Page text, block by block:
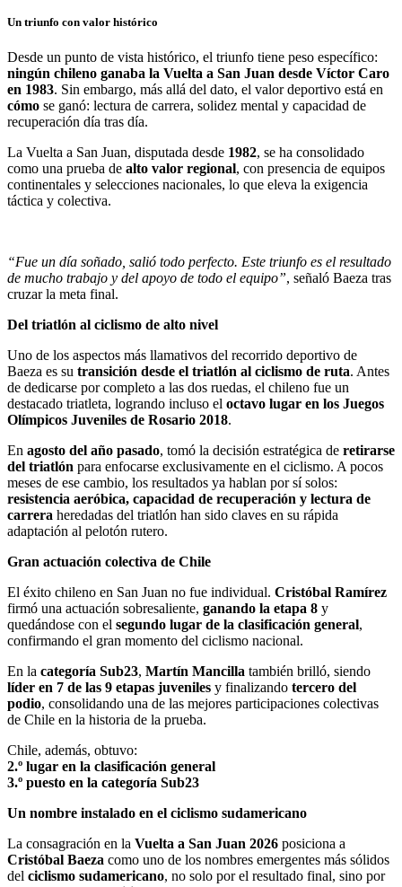
Un triunfo con valor histórico
Desde un punto de vista histórico, el triunfo tiene peso específico:
ningún chileno ganaba la Vuelta a San Juan desde Víctor Caro
en 1983. Sin embargo, más allá del dato, el valor deportivo está en
cómo se ganó: lectura de carrera, solidez mental y capacidad de
recuperación día tras día.
La Vuelta a San Juan, disputada desde 1982, se ha consolidado
como una prueba de alto valor regional, con presencia de equipos
continentales y selecciones nacionales, lo que eleva la exigencia
táctica y colectiva.
“Fue un día soñado, salió todo perfecto. Este triunfo es el resultado
de mucho trabajo y del apoyo de todo el equipo”, señaló Baeza tras
cruzar la meta final.
Del triatlón al ciclismo de alto nivel
Uno de los aspectos más llamativos del recorrido deportivo de
Baeza es su transición desde el triatlón al ciclismo de ruta. Antes
de dedicarse por completo a las dos ruedas, el chileno fue un
destacado triatleta, logrando incluso el octavo lugar en los Juegos
Olímpicos Juveniles de Rosario 2018.
En agosto del año pasado, tomó la decisión estratégica de retirarse
del triatlón para enfocarse exclusivamente en el ciclismo. A pocos
meses de ese cambio, los resultados ya hablan por sí solos:
resistencia aeróbica, capacidad de recuperación y lectura de
carrera heredadas del triatlón han sido claves en su rápida
adaptación al pelotón rutero.
Gran actuación colectiva de Chile
El éxito chileno en San Juan no fue individual. Cristóbal Ramírez
firmó una actuación sobresaliente, ganando la etapa 8 y
quedándose con el segundo lugar de la clasificación general,
confirmando el gran momento del ciclismo nacional.
En la categoría Sub23, Martín Mancilla también brilló, siendo
líder en 7 de las 9 etapas juveniles y finalizando tercero del
podio, consolidando una de las mejores participaciones colectivas
de Chile en la historia de la prueba.
Chile, además, obtuvo:
2.º lugar en la clasificación general
3.º puesto en la categoría Sub23
Un nombre instalado en el ciclismo sudamericano
La consagración en la Vuelta a San Juan 2026 posiciona a
Cristóbal Baeza como uno de los nombres emergentes más sólidos
del ciclismo sudamericano, no solo por el resultado final, sino por